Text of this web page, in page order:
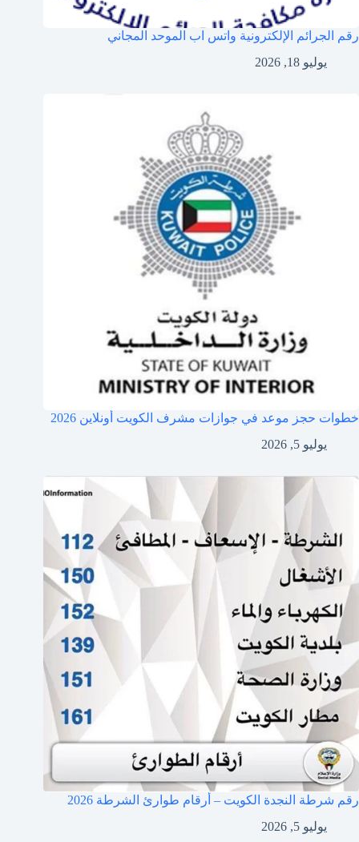
رقم الجرائم الإلكترونية واتس اب الموحد المجاني
يوليو 18, 2026
خطوات حجز موعد في جوازات مشرف الكويت أونلاين 2026
يوليو 5, 2026
رقم شرطة النجدة الكويت – أرقام طوارئ الشرطة 2026
يوليو 5, 2026